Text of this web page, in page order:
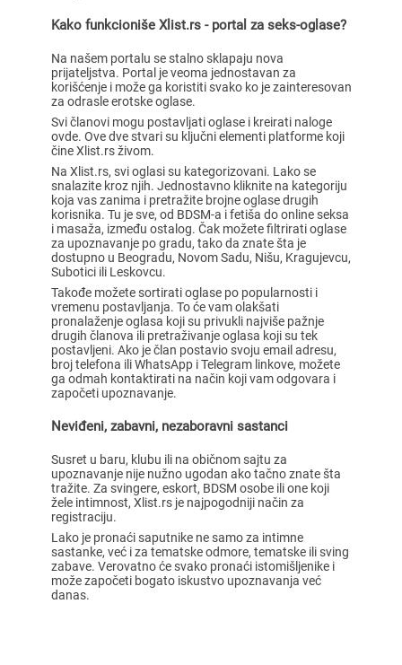
Kako funkcioniše Xlist.rs - portal za seks-oglase?
Na našem portalu se stalno sklapaju nova
prijateljstva. Portal je veoma jednostavan za
korišćenje i može ga koristiti svako ko je zainteresovan
za odrasle erotske oglase.
Svi članovi mogu postavljati oglase i kreirati naloge
ovde. Ove dve stvari su ključni elementi platforme koji
čine Xlist.rs živom.
Na Xlist.rs, svi oglasi su kategorizovani. Lako se
snalazite kroz njih. Jednostavno kliknite na kategoriju
koja vas zanima i pretražite brojne oglase drugih
korisnika. Tu je sve, od BDSM-a i fetiša do online seksa
i masaža, između ostalog. Čak možete filtrirati oglase
za upoznavanje po gradu, tako da znate šta je
dostupno u Beogradu, Novom Sadu, Nišu, Kragujevcu,
Subotici ili Leskovcu.
Takođe možete sortirati oglase po popularnosti i
vremenu postavljanja. To će vam olakšati
pronalaženje oglasa koji su privukli najviše pažnje
drugih članova ili pretraživanje oglasa koji su tek
postavljeni. Ako je član postavio svoju email adresu,
broj telefona ili WhatsApp i Telegram linkove, možete
ga odmah kontaktirati na način koji vam odgovara i
započeti upoznavanje.
Neviđeni, zabavni, nezaboravni sastanci
Susret u baru, klubu ili na običnom sajtu za
upoznavanje nije nužno ugodan ako tačno znate šta
tražite. Za svingere, eskort, BDSM osobe ili one koji
žele intimnost, Xlist.rs je najpogodniji način za
registraciju.
Lako je pronaći saputnike ne samo za intimne
sastanke, već i za tematske odmore, tematske ili sving
zabave. Verovatno će svako pronaći istomišljenike i
može započeti bogato iskustvo upoznavanja već
danas.